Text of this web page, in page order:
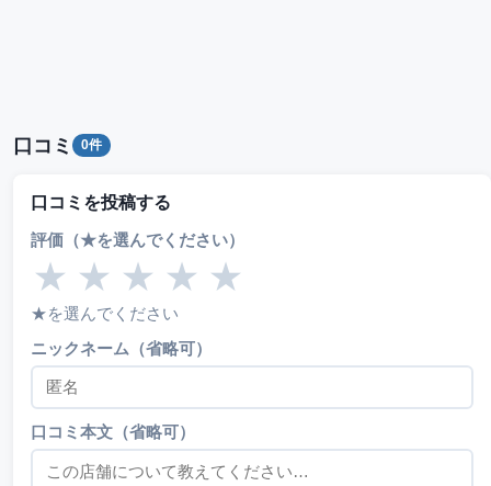
口コミ 0件
口コミを投稿する
評価（★を選んでください）
★ ★ ★ ★ ★
★を選んでください
ニックネーム（省略可）
口コミ本文（省略可）